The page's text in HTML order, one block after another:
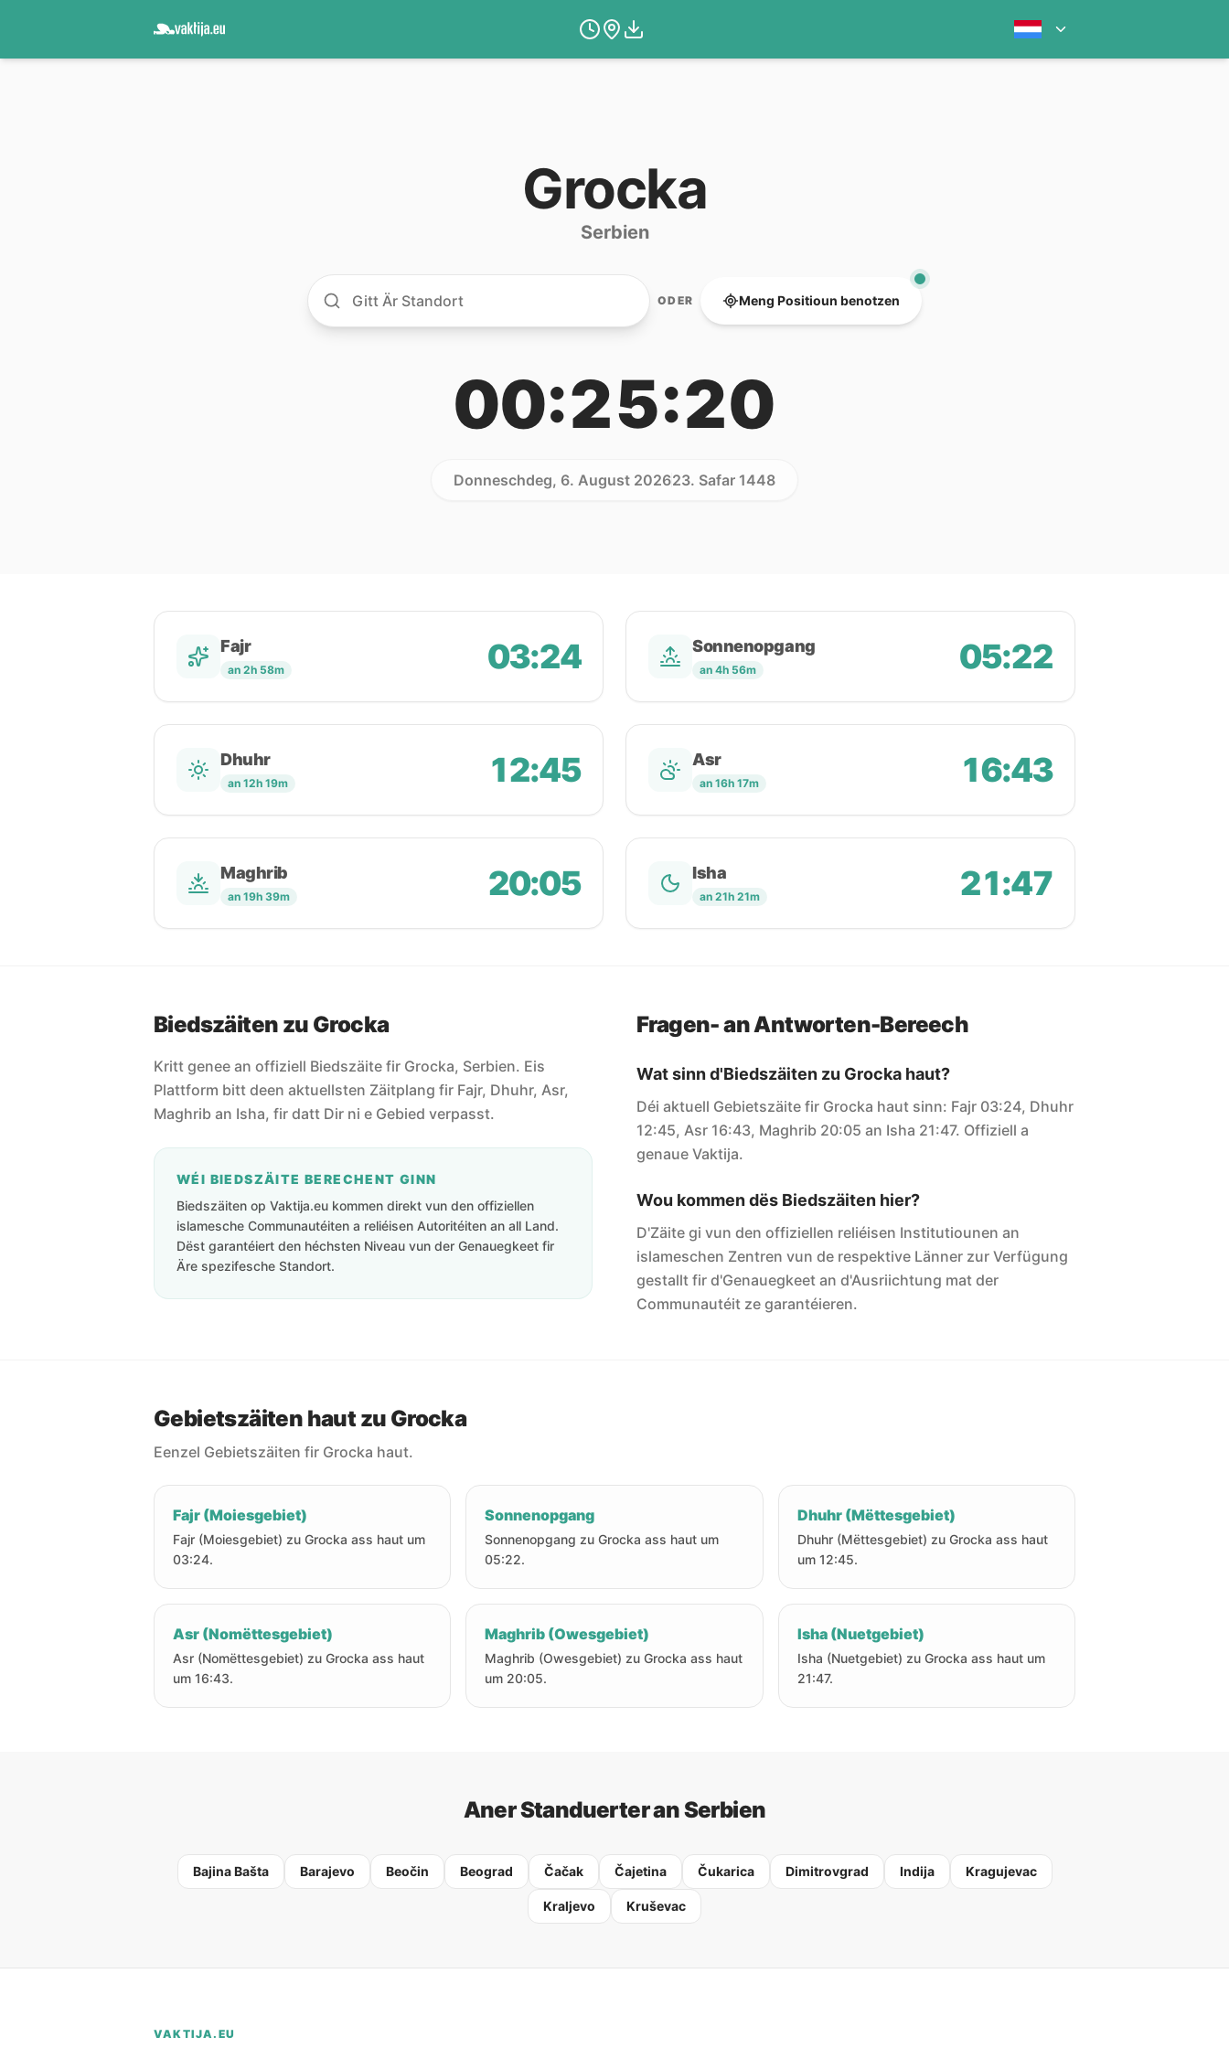
Grocka
Serbien
ODER Meng Positioun benotzen
00:25:20
Donneschdeg, 6. August 202623. Safar 1448
Fajr
an 2h 58m 03:24 Sonnenopgang
an 4h 56m 05:22
Dhuhr
an 12h 19m 12:45 Asr
an 16h 17m 16:43
Maghrib
an 19h 39m 20:05 Isha
an 21h 21m 21:47
Biedszäiten zu Grocka
Kritt genee an offiziell Biedszäite fir Grocka, Serbien. Eis
Plattform bitt deen aktuellsten Zäitplang fir Fajr, Dhuhr, Asr,
Maghrib an Isha, fir datt Dir ni e Gebied verpasst.
WÉI BIEDSZÄITE BERECHENT GINN
Biedszäiten op Vaktija.eu kommen direkt vun den offiziellen
islamesche Communautéiten a reliéisen Autoritéiten an all Land.
Dëst garantéiert den héchsten Niveau vun der Genauegkeet fir
Äre spezifesche Standort.
Fragen- an Antworten-Bereech
Wat sinn d'Biedszäiten zu Grocka haut?
Déi aktuell Gebietszäite fir Grocka haut sinn: Fajr 03:24, Dhuhr
12:45, Asr 16:43, Maghrib 20:05 an Isha 21:47. Offiziell a
genaue Vaktija.
Wou kommen dës Biedszäiten hier?
D'Zäite gi vun den offiziellen reliéisen Institutiounen an
islameschen Zentren vun de respektive Länner zur Verfügung
gestallt fir d'Genauegkeet an d'Ausriichtung mat der
Communautéit ze garantéieren.
Gebietszäiten haut zu Grocka
Eenzel Gebietszäiten fir Grocka haut.
Fajr (Moiesgebiet)
Fajr (Moiesgebiet) zu Grocka ass haut um
03:24.
Sonnenopgang
Sonnenopgang zu Grocka ass haut um
05:22.
Dhuhr (Mëttesgebiet)
Dhuhr (Mëttesgebiet) zu Grocka ass haut
um 12:45.
Asr (Nomëttesgebiet)
Asr (Nomëttesgebiet) zu Grocka ass haut
um 16:43.
Maghrib (Owesgebiet)
Maghrib (Owesgebiet) zu Grocka ass haut
um 20:05.
Isha (Nuetgebiet)
Isha (Nuetgebiet) zu Grocka ass haut um
21:47.
Aner Standuerter an Serbien
Bajina Bašta Barajevo Beočin Beograd Čačak Čajetina Čukarica Dimitrovgrad Indija Kragujevac
Kraljevo Kruševac
VAKTIJA.EU